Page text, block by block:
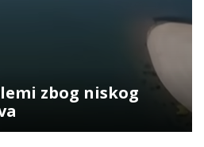
zbog niskog